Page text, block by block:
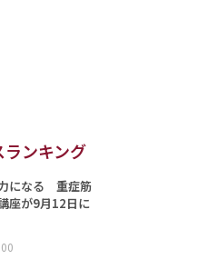
ランキング
になる 重症筋
座が9月12日に